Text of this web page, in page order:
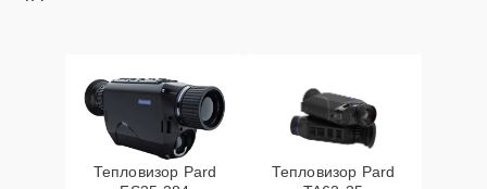
Тепловизор Pard
Тепловизор Pard